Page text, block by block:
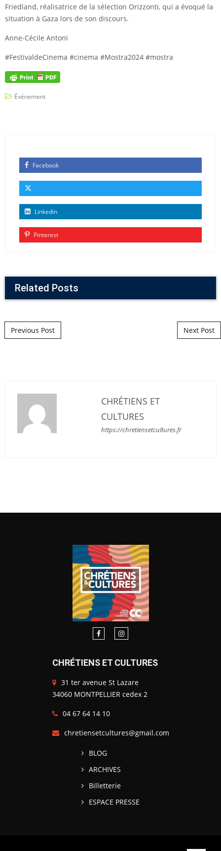
Friedland, réalisatrice de la sélection Orizzonti, qui a évoqué la
situation à Gaza lors de son discours.
Anne-Cécile Antoni
#FestivaldeCinema #cinema #Mostra2024 #mostra
Événement
Facebook
Linkedin
Pinterest
Related Posts
Post navigation
Previous Post Next Post
CHRÉTIENS ET
CULTURES
https://chretiensetcultures.fr
CHRÉTIENS ET CULTURES
31 ter avenue St Lazare
34060 MONTPELLIER cedex 2
04 67 64 14 10
chretiensetcultures@gmail.com
BLOG
ARCHIVES
Billetterie
ESPACE PRESSE